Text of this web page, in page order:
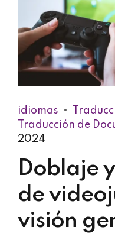
idiomas
Traducción de
2024
Doblaje
de
visión